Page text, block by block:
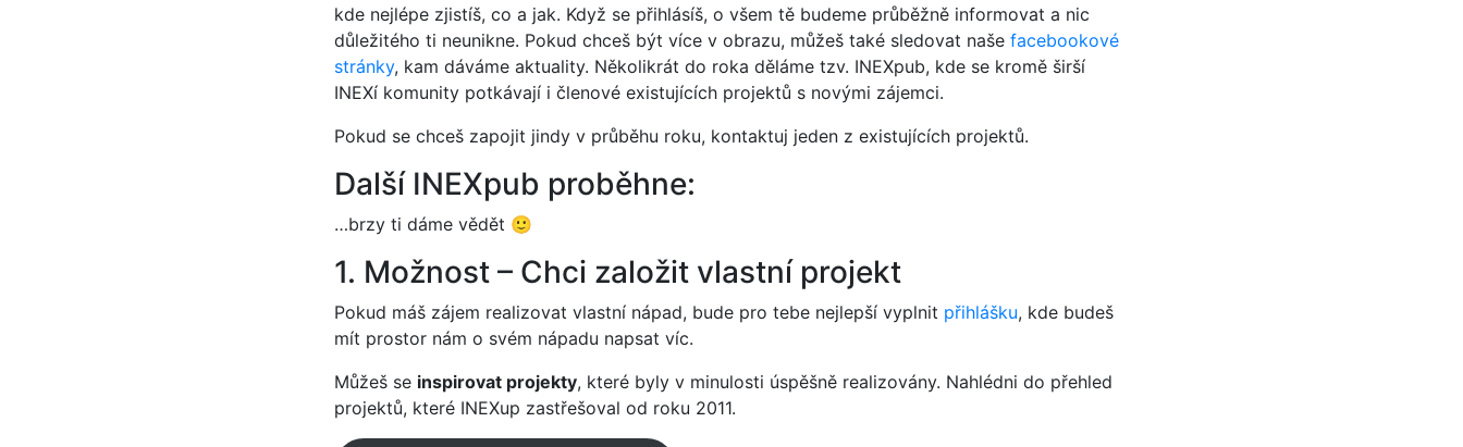
kde nejlépe zjistíš, co a jak. Když se přihlásíš, o všem tě budeme průběžně informovat a nic
důležitého ti neunikne. Pokud chceš být více v obrazu, můžeš také sledovat naše facebookové
stránky, kam dáváme aktuality. Několikrát do roka děláme tzv. INEXpub, kde se kromě širší
INEXí komunity potkávají i členové existujících projektů s novými zájemci.
Pokud se chceš zapojit jindy v průběhu roku, kontaktuj jeden z existujících projektů.
Další INEXpub proběhne:
…brzy ti dáme vědět 🙂
1. Možnost – Chci založit vlastní projekt
Pokud máš zájem realizovat vlastní nápad, bude pro tebe nejlepší vyplnit přihlášku, kde budeš
mít prostor nám o svém nápadu napsat víc.
Můžeš se inspirovat projekty, které byly v minulosti úspěšně realizovány. Nahlédni do přehled
projektů, které INEXup zastřešoval od roku 2011.